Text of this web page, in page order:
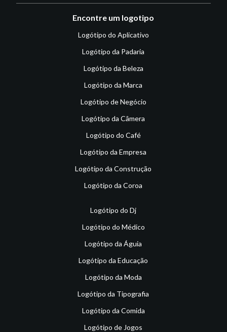
Encontre um logotipo
Logótipo do Aplicativo
Logótipo da Padaria
Logótipo da Beleza
Logótipo da Marca
Logótipo de Negócio
Logótipo da Câmera
Logótipo do Café
Logótipo da Empresa
Logótipo da Construção
Logótipo da Coroa
Logótipo do Dj
Logótipo do Médico
Logótipo da Águia
Logótipo da Educação
Logótipo da Moda
Logótipo da Tipografia
Logótipo da Comida
Logótipo de Jogos